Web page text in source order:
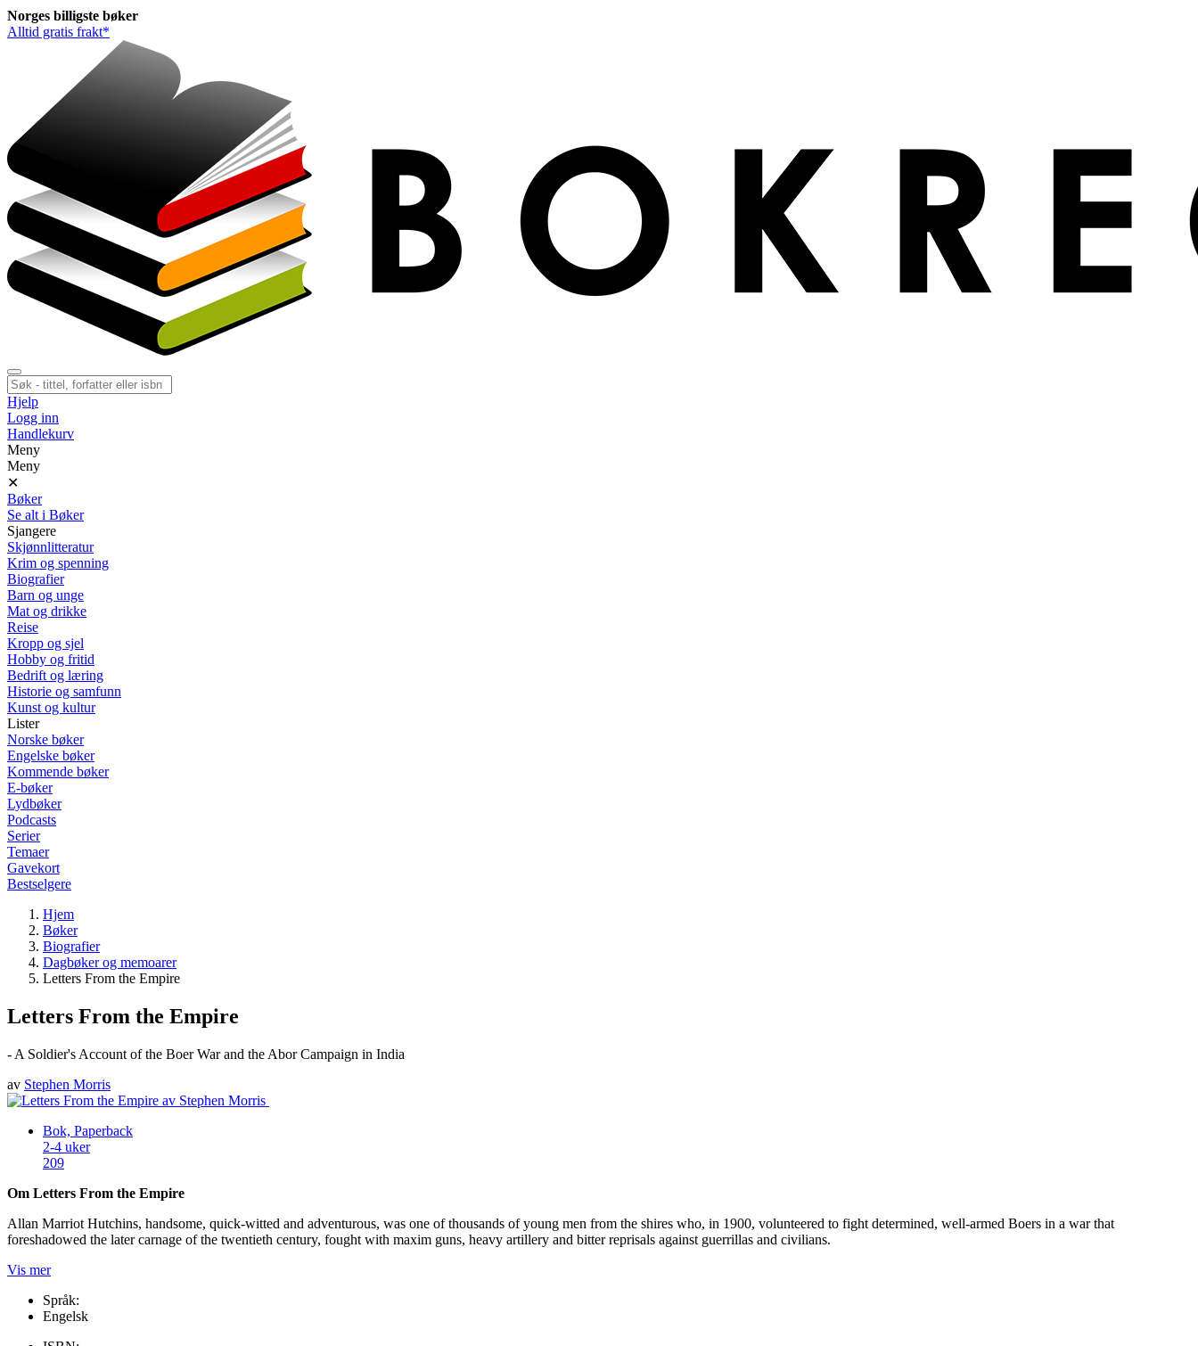
Norges billigste bøker
Alltid gratis frakt*
Hjelp
Logg inn
Handlekurv
Meny
Meny
✕
Bøker
Se alt i Bøker
Sjangere
Skjønnlitteratur
Krim og spenning
Biografier
Barn og unge
Mat og drikke
Reise
Kropp og sjel
Hobby og fritid
Bedrift og læring
Historie og samfunn
Kunst og kultur
Lister
Norske bøker
Engelske bøker
Kommende bøker
E-bøker
Lydbøker
Podcasts
Serier
Temaer
Gavekort
Bestselgere
Hjem
Bøker
Biografier
Dagbøker og memoarer
Letters From the Empire
Letters From the Empire
- A Soldier's Account of the Boer War and the Abor Campaign in India
av Stephen Morris
Bok, Paperback
2-4 uker
209
Om Letters From the Empire
Allan Marriot Hutchins, handsome, quick-witted and adventurous, was one of thousands of young men from the shires who, in 1900, volunteered to fight determined, well-armed Boers in a war that
foreshadowed the later carnage of the twentieth century, fought with maxim guns, heavy artillery and bitter reprisals against guerrillas and civilians.
Vis mer
Språk:
Engelsk